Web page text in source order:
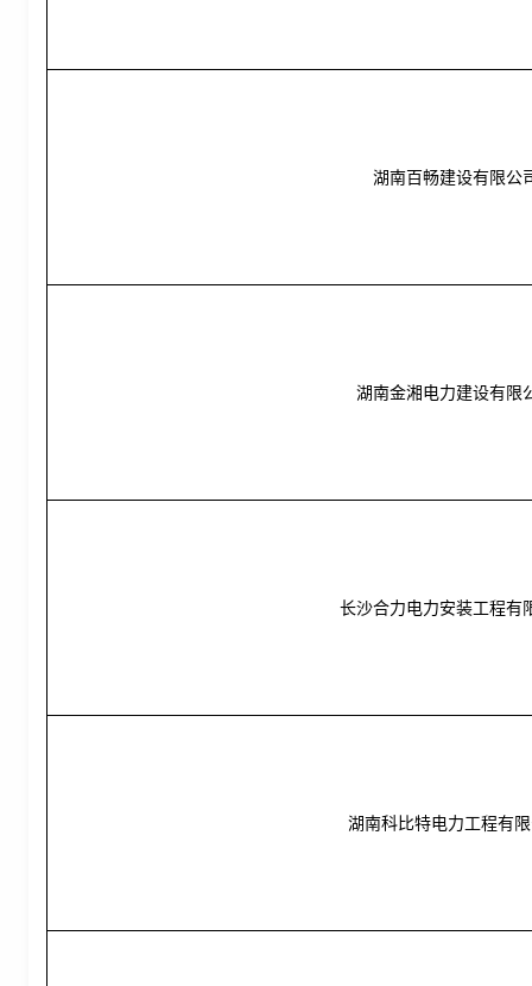
湖南百畅建设有限公
湖南金湘电力建设有限
长沙合力电力安装工程有
湖南科比特电力工程有